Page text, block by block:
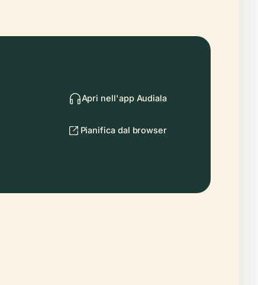
Apri nell'app Audiala
Pianifica dal browser